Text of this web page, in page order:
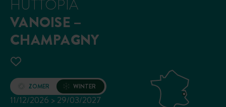
HUTTOPIA
VANOISE –
CHAMPAGNY
Opening
11/12/2026 > 29/03/2027
ZOMER WINTER